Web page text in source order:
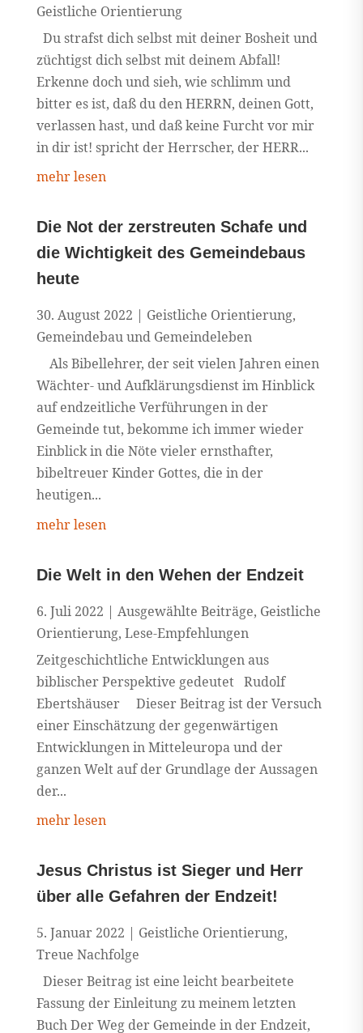
Geistliche Orientierung
Du strafst dich selbst mit deiner Bosheit und
züchtigst dich selbst mit deinem Abfall!
Erkenne doch und sieh, wie schlimm und
bitter es ist, daß du den HERRN, deinen Gott,
verlassen hast, und daß keine Furcht vor mir
in dir ist! spricht der Herrscher, der HERR...
mehr lesen
Die Not der zerstreuten Schafe und
die Wichtigkeit des Gemeindebaus
heute
30. August 2022 | Geistliche Orientierung,
Gemeindebau und Gemeindeleben
Als Bibellehrer, der seit vielen Jahren einen
Wächter- und Aufklärungsdienst im Hinblick
auf endzeitliche Verführungen in der
Gemeinde tut, bekomme ich immer wieder
Einblick in die Nöte vieler ernsthafter,
bibeltreuer Kinder Gottes, die in der
heutigen...
mehr lesen
Die Welt in den Wehen der Endzeit
6. Juli 2022 | Ausgewählte Beiträge, Geistliche
Orientierung, Lese-Empfehlungen
Zeitgeschichtliche Entwicklungen aus
biblischer Perspektive gedeutet Rudolf
Ebertshäuser Dieser Beitrag ist der Versuch
einer Einschätzung der gegenwärtigen
Entwicklungen in Mitteleuropa und der
ganzen Welt auf der Grundlage der Aussagen
der...
mehr lesen
Jesus Christus ist Sieger und Herr
über alle Gefahren der Endzeit!
5. Januar 2022 | Geistliche Orientierung,
Treue Nachfolge
Dieser Beitrag ist eine leicht bearbeitete
Fassung der Einleitung zu meinem letzten
Buch Der Weg der Gemeinde in der Endzeit,